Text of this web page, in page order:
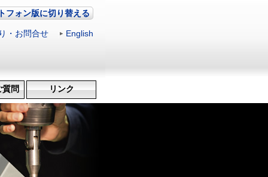
フォン版に切り替える
・お問合せ English
問 リンク